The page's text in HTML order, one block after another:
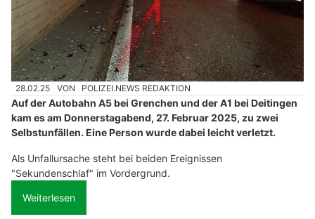
28.02.25 VON POLIZEI.NEWS REDAKTION
Auf der Autobahn A5 bei Grenchen und der A1 bei Deitingen
kam es am Donnerstagabend, 27. Februar 2025, zu zwei
Selbstunfällen. Eine Person wurde dabei leicht verletzt.
Als Unfallursache steht bei beiden Ereignissen
"Sekundenschlaf" im Vordergrund.
Weiterlesen